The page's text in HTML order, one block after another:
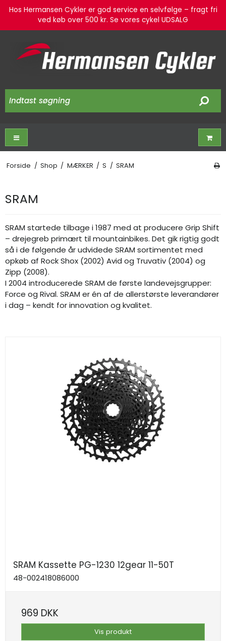
Hos Hermansen Cykler er god service en selvfølge – fragt fri
ved køb over 500 kr. Se vores cykel UDSALG
Forside / Shop / MÆRKER / S / SRAM
SRAM
SRAM startede tilbage i 1987 med at producere Grip Shift
– drejegreb primært til mountainbikes. Det gik rigtig godt
så i de følgende år udvidede SRAM sortimentet med
opkøb af Rock Shox (2002) Avid og Truvativ (2004) og
Zipp (2008).
I 2004 introducerede SRAM de første landevejsgrupper:
Force og Rival. SRAM er én af de allerstørste leverandører
i dag – kendt for innovation og kvalitet.
SRAM Kassette PG-1230 12gear 11-50T
48-002418086000
969 DKK
Vis produkt